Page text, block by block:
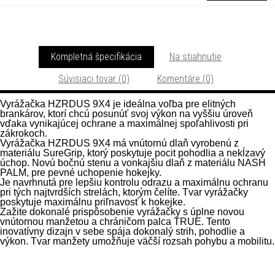
Kompletná špecifikácia
Na stiahnutie
Súvisiaci tovar (0)
Komentáre (0)
Vyrážačka HZRDUS 9X4 je ideálna voľba pre elitných
brankárov, ktorí chcú posunúť svoj výkon na vyššiu úroveň
vďaka vynikajúcej ochrane a maximálnej spoľahlivosti pri
zákrokoch.
Vyrážačka HZRDUS 9X4 má vnútornú dlaň vyrobenú z
materiálu SureGrip, ktorý poskytuje pocit pohodlia a nekĺzavý
úchop. Novú bočnú stenu a vonkajšiu dlaň z materiálu NASH
PALM, pre pevné uchopenie hokejky.
Je navrhnutá pre lepšiu kontrolu odrazu a maximálnu ochranu
pri tých najtvrdších strelách, ktorým čelíte. Tvar vyrážačky
poskytuje maximálnu priľnavosť k hokejke.
Zažite dokonalé prispôsobenie vyrážačky s úplne novou
vnútornou manžetou a chráničom palca TRUE. Tento
inovatívny dizajn v sebe spája dokonalý strih, pohodlie a
výkon. Tvar manžety umožňuje väčší rozsah pohybu a mobilitu.